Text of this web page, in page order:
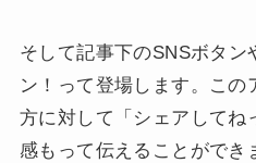
そして記事下のSNSボタン
ン！って登場します。こ
方に対して「シェアしてね
感もって伝えることができ